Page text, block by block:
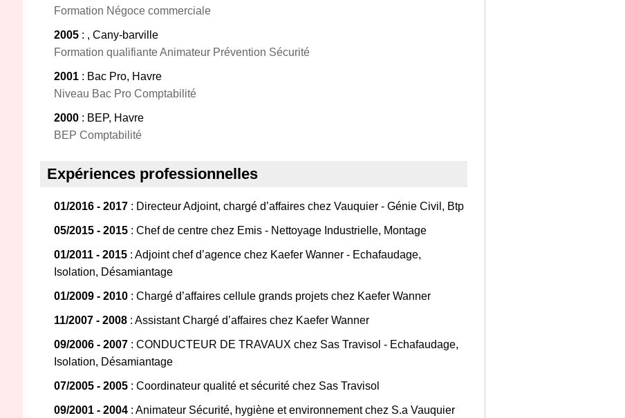
Formation Négoce commerciale
2005 : , Cany-barville
Formation qualifiante Animateur Prévention Sécurité
2001 : Bac Pro, Havre
Niveau Bac Pro Comptabilité
2000 : BEP, Havre
BEP Comptabilité
Expériences professionnelles
01/2016 - 2017 : Directeur Adjoint, chargé d’affaires chez Vauquier - Génie Civil, Btp
05/2015 - 2015 : Chef de centre chez Emis - Nettoyage Industrielle, Montage
01/2011 - 2015 : Adjoint chef d’agence chez Kaefer Wanner - Echafaudage,
Isolation, Désamiantage
01/2009 - 2010 : Chargé d’affaires cellule grands projets chez Kaefer Wanner
11/2007 - 2008 : Assistant Chargé d’affaires chez Kaefer Wanner
09/2006 - 2007 : CONDUCTEUR DE TRAVAUX chez Sas Travisol - Echafaudage,
Isolation, Désamiantage
07/2005 - 2005 : Coordinateur qualité et sécurité chez Sas Travisol
09/2001 - 2004 : Animateur Sécurité, hygiène et environnement chez S.a Vauquier